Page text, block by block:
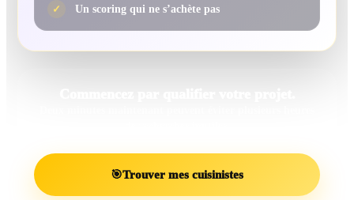
✓ Un scoring qui ne s’achète pas
🎯Trouver mes cuisinistes